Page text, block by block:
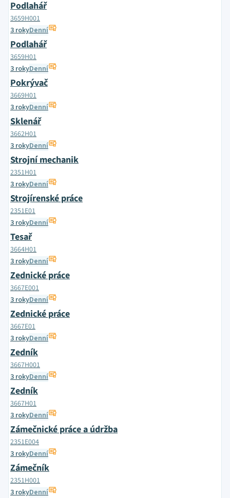
Podlahář
3659H001
3 rokyDenní
Podlahář
3659H01
3 rokyDenní
Pokrývač
3669H01
3 rokyDenní
Sklenář
3662H01
3 rokyDenní
Strojní mechanik
2351H01
3 rokyDenní
Strojírenské práce
2351E01
3 rokyDenní
Tesař
3664H01
3 rokyDenní
Zednické práce
3667E001
3 rokyDenní
Zednické práce
3667E01
3 rokyDenní
Zedník
3667H001
3 rokyDenní
Zedník
3667H01
3 rokyDenní
Zámečnické práce a údržba
2351E004
3 rokyDenní
Zámečník
2351H001
3 rokyDenní